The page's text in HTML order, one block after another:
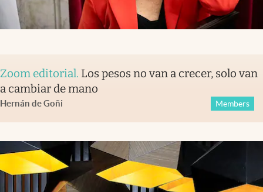
Zoom editorial. Los pesos no van a crecer, solo van
a cambiar de mano
Hernán de Goñi Members